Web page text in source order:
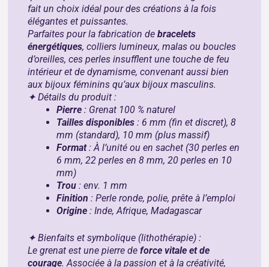
fait un choix idéal pour des créations à la fois
élégantes et puissantes.
Parfaites pour la fabrication debracelets
énergétiques, colliers lumineux, malas ou boucles
d’oreilles, ces perles insufflent une touche de feu
intérieur et de dynamisme, convenant aussi bien
aux bijoux féminins qu’aux bijoux masculins.
✦ Détails du produit :
Pierre : Grenat 100 % naturel
Tailles disponibles : 6 mm (fin et discret), 8
mm (standard), 10 mm (plus massif)
Format: À l’unité ou en sachet (30 perles en
6 mm, 22 perles en 8 mm, 20 perles en 10
mm)
Trou : env. 1 mm
Finition : Perle ronde, polie, prête à l’emploi
Origine : Inde, Afrique, Madagascar
✦ Bienfaits et symbolique (lithothérapie) :
Le grenat est une pierre deforce vitale et de
courage. Associée à la passion et à la créativité,